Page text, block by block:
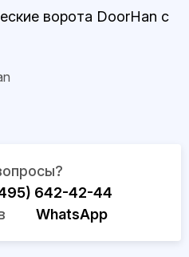
642-42-44
WhatsApp